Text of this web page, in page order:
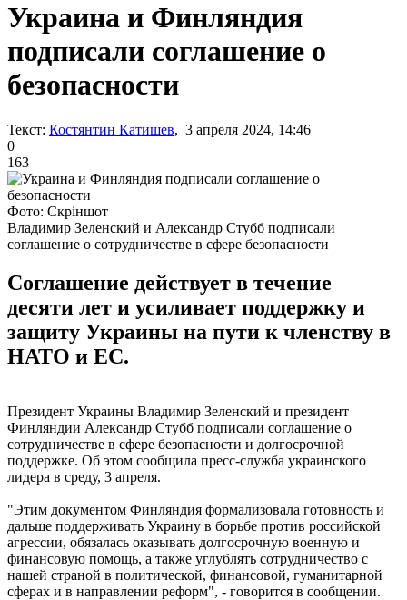
Украина и Финляндия
подписали соглашение о
безопасности
Текст: Костянтин Катишев, 3 апреля 2024, 14:46
0
163
Фото: Скріншот
Владимир Зеленский и Александр Стубб подписали
соглашение о сотрудничестве в сфере безопасности
Соглашение действует в течение
десяти лет и усиливает поддержку и
защиту Украины на пути к членству в
НАТО и ЕС.
Президент Украины Владимир Зеленский и президент
Финляндии Александр Стубб подписали соглашение о
сотрудничестве в сфере безопасности и долгосрочной
поддержке. Об этом сообщила пресс-служба украинского
лидера в среду, 3 апреля.
"Этим документом Финляндия формализовала готовность и
дальше поддерживать Украину в борьбе против российской
агрессии, обязалась оказывать долгосрочную военную и
финансовую помощь, а также углублять сотрудничество с
нашей страной в политической, финансовой, гуманитарной
сферах и в направлении реформ", - говорится в сообщении.